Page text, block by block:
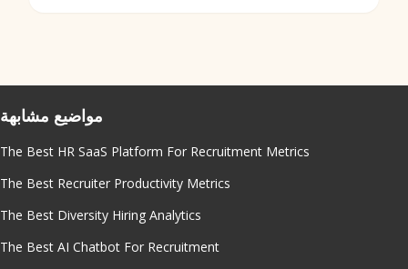
مواضيع مشابهة
The Best HR SaaS Platform For Recruitment Metrics
The Best Recruiter Productivity Metrics
The Best Diversity Hiring Analytics
The Best AI Chatbot For Recruitment